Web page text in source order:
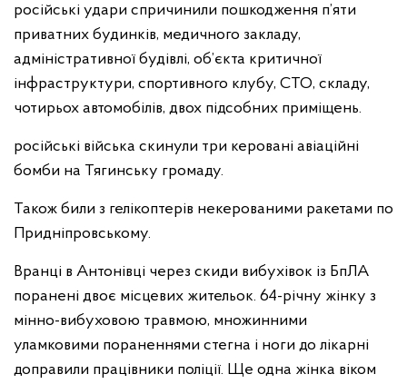
російські удари спричинили пошкодження п’яти
приватних будинків, медичного закладу,
адміністративної будівлі, об’єкта критичної
інфраструктури, спортивного клубу, СТО, складу,
чотирьох автомобілів, двох підсобних приміщень.
російські війська скинули три керовані авіаційні
бомби на Тягинську громаду.
Також били з гелікоптерів некерованими ракетами по
Придніпровському.
Вранці в Антонівці через скиди вибухівок із БпЛА
поранені двоє місцевих жительок. 64-річну жінку з
мінно-вибуховою травмою, множинними
уламковими пораненнями стегна і ноги до лікарні
доправили працівники поліції. Ще одна жінка віком